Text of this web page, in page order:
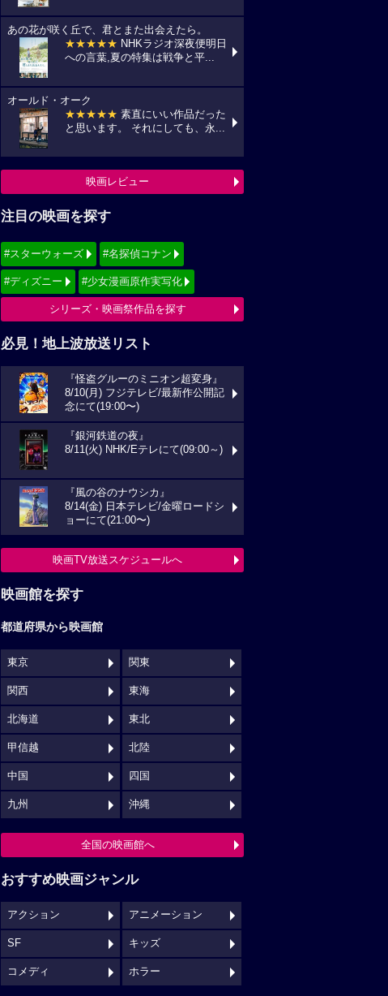
あの花が咲く丘で、君とまた出会えたら。
★★★★★ NHKラジオ深夜便明日
への言葉,夏の特集は戦争と平...
オールド・オーク
★★★★★ 素直にいい作品だった
と思います。 それにしても、永...
映画レビュー
注目の映画を探す
#スターウォーズ #名探偵コナン
#ディズニー #少女漫画原作実写化
シリーズ・映画祭作品を探す
必見！地上波放送リスト
『怪盗グルーのミニオン超変身』
8/10(月) フジテレビ/最新作公開記
念にて(19:00〜)
『銀河鉄道の夜』
8/11(火) NHK/Eテレにて(09:00～)
『風の谷のナウシカ』
8/14(金) 日本テレビ/金曜ロードシ
ョーにて(21:00〜)
映画TV放送スケジュールへ
映画館を探す
都道府県から映画館
東京 関東
関西 東海
北海道 東北
甲信越 北陸
中国 四国
九州 沖縄
全国の映画館へ
おすすめ映画ジャンル
アクション アニメーション
SF キッズ
コメディ ホラー